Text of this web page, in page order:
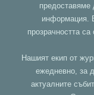
предоставяме
информация.
прозрачността
Нашият екип от
ежедневно, за
актуалните